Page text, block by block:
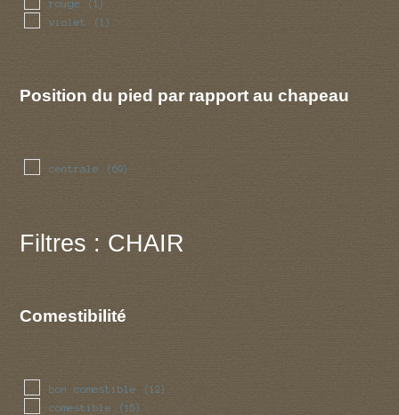
rouge (1)
violet (1)
Position du pied par rapport au chapeau
centrale (69)
Filtres : CHAIR
Comestibilité
bon comestible (12)
comestible (15)